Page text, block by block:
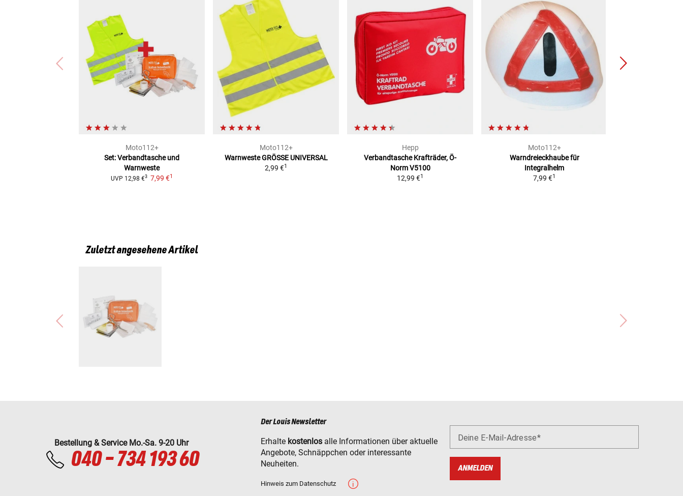
Moto112+
Set: Verbandtasche und
Warnweste
UVP 12,98 €3 7,99 €1
Moto112+
Warnweste GRÖSSE UNIVERSAL
2,99 €1
Hepp
Verbandtasche Krafträder, Ö-
Norm V5100
12,99 €1
Moto112+
Warndreieckhaube für
Integralhelm
7,99 €1
Zuletzt angesehene Artikel
Bestellung & Service Mo.-Sa. 9-20 Uhr
040 - 734 193 60
Der Louis Newsletter
Erhalte kostenlos alle Informationen über aktuelle
Angebote, Schnäppchen oder interessante
Neuheiten.
Hinweis zum Datenschutz
Deine E-Mail-Adresse
ANMELDEN